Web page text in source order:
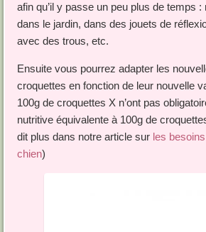
afin qu’il y passe un peu plus de temps :
dans le jardin, dans des jouets de
avec des trous, etc.
Ensuite vous pourrez adapter les
croquettes en fonction de leur nouvelle
100g de croquettes X n’ont pas
nutritive équivalente à 100g de
dit plus dans notre article sur les
chien)